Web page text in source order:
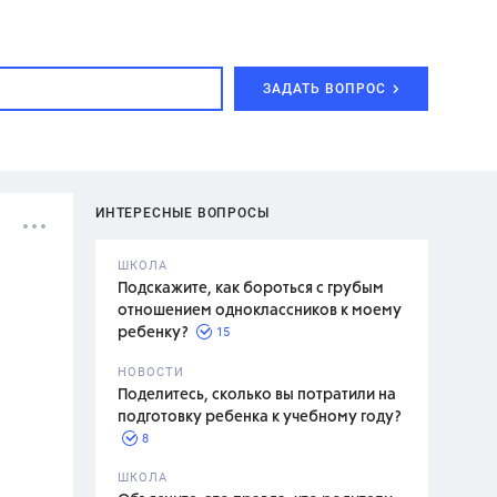
ЗАДАТЬ ВОПРОС
ИНТЕРЕСНЫЕ ВОПРОСЫ
ШКОЛА
Подскажите, как бороться с грубым
отношением одноклассников к моему
ребенку?
15
НОВОСТИ
Поделитесь, сколько вы потратили на
подготовку ребенка к учебному году?
8
ШКОЛА